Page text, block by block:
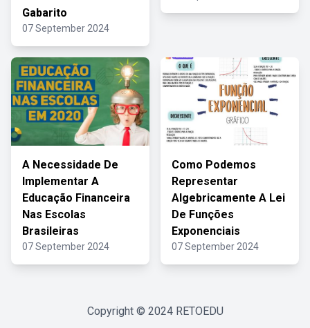
Gabarito
07 September 2024
A Necessidade De
Implementar A
Educação Financeira
Nas Escolas
Brasileiras
07 September 2024
Como Podemos
Representar
Algebricamente A Lei
De Funções
Exponenciais
07 September 2024
Copyright © 2024 RETOEDU